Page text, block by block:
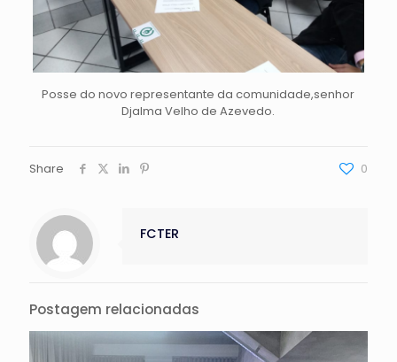
Posse do novo representante da comunidade,senhor
Djalma Velho de Azevedo.
Share 0
FCTER
Postagem relacionadas